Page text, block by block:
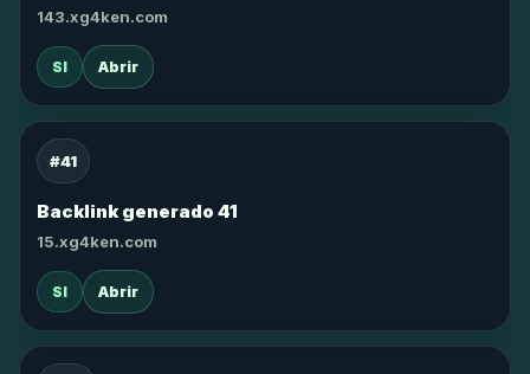
143.xg4ken.com
SI Abrir
#41
Backlink generado 41
15.xg4ken.com
SI Abrir